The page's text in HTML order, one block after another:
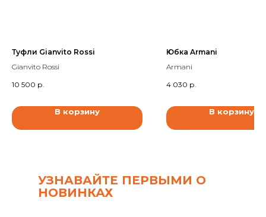
Туфли Gianvito Rossi
Gianvito Rossi
10 500 р.
В корзину
Юбка Armani
Armani
4 030 р.
В корзину
УЗНАВАЙТЕ ПЕРВЫМИ О
НОВИНКАХ